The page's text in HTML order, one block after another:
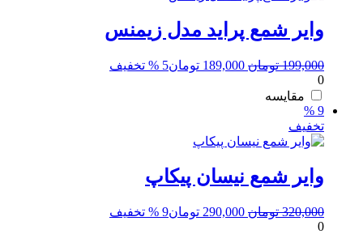
وایر شمع پراید مدل زیمنس
199,000 تومان قیمت
189,000 تومان5 % تخفیف
0
مقایسه
9 %
تخفیف
وایر شمع نیسان پیکاپ
320,000 تومان قیمت
290,000 تومان9 % تخفیف
0